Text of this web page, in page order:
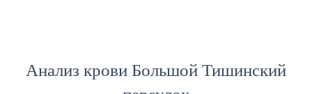
Анализ крови Большой Тишинский